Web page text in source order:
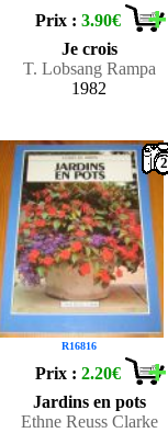
Prix :3.90€
Je crois
T. Lobsang Rampa
1982
R16816
2
Prix :2.20€
Jardins en pots
Ethne Reuss Clarke